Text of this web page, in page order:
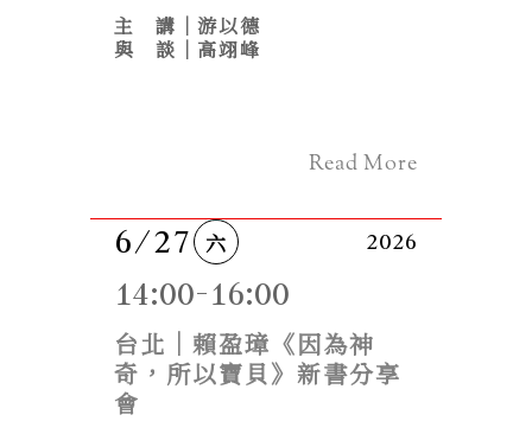
主　講｜游以德
與　談｜高翊峰
Read More
6/27 六 2026
14:00-16:00
台北｜賴盈璋《因為神
奇，所以寶貝》新書分享
會